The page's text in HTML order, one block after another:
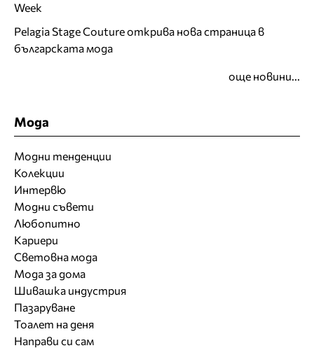
Week
Pelagia Stage Couture открива нова страница в
българската мода
още новини...
Мода
Модни тенденции
Колекции
Интервю
Модни съвети
Любопитно
Кариери
Световна мода
Мода за дома
Шивашка индустрия
Пазаруване
Тоалет на деня
Направи си сам